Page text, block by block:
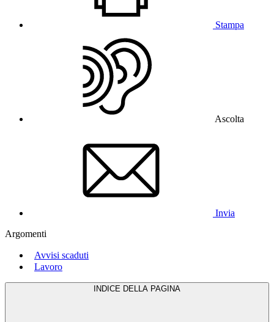
Stampa
Ascolta
Invia
Argomenti
Avvisi scaduti
Lavoro
INDICE DELLA PAGINA